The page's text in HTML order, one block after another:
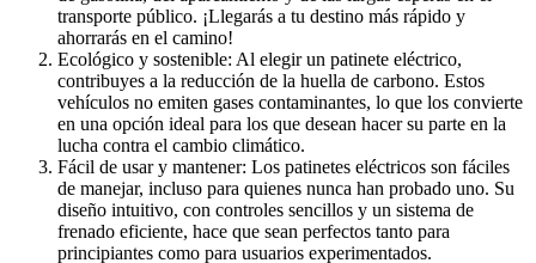
transporte público. ¡Llegarás a tu destino más rápido y
ahorrarás en el camino!
Ecológico y sostenible: Al elegir un patinete eléctrico,
contribuyes a la reducción de la huella de carbono. Estos
vehículos no emiten gases contaminantes, lo que los convierte
en una opción ideal para los que desean hacer su parte en la
lucha contra el cambio climático.
Fácil de usar y mantener: Los patinetes eléctricos son fáciles
de manejar, incluso para quienes nunca han probado uno. Su
diseño intuitivo, con controles sencillos y un sistema de
frenado eficiente, hace que sean perfectos tanto para
principiantes como para usuarios experimentados.